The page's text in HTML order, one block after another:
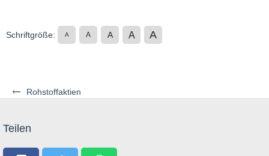
Rohstoffaktien
Schriftgröße: A A A A A
Teilen